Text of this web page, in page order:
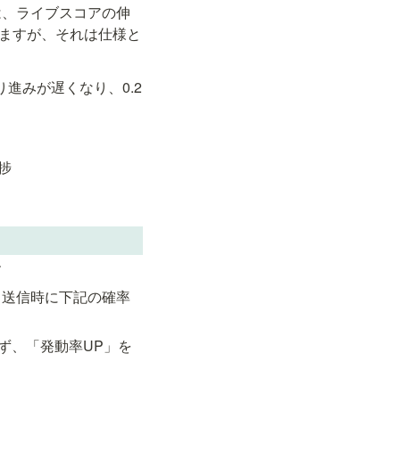
ライブスコアの伸
すが、それは仕様と
進みが遅くなり、0.2
信時に下記の確率
、「発動率UP」を